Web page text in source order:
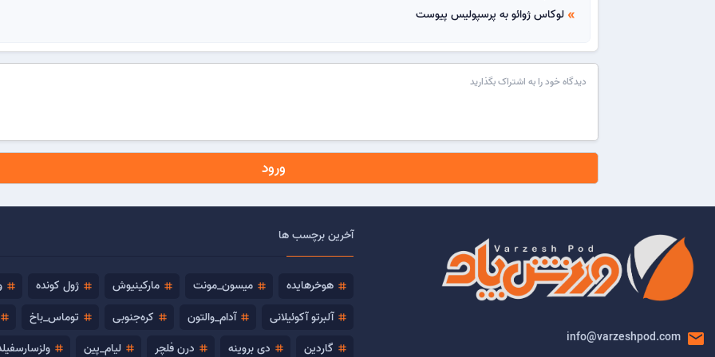
double_arrow لوکاس ژوائو به پرسپولیس پیوست
ورود
email
info@varzeshpod.com
آخرین برچسب ها
tag هوخرهایده tag میسون_مونت tag مارکینیوش tag ژول کونده tag
tag آلبرتو آکوئیلانی tag آدام_والتون tag کره‌جنوبی tag توماس_باخ tag
tag گاردین tag دی بروینه tag درن فلچر tag لیام_پین tag